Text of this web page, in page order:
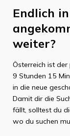
Endlich in
weiter?
Österreich ist der
9 Stunden 15
in die neue
Damit dir die
fällt, solltest du
wo du suchen